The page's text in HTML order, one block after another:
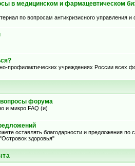
в медицинском и фармацевтическом
по вопросам антикризисного управления и
профилактических учреждениях России всех
форума
и микро FAQ (и)
оставлять благодарности и предложения
здоровья"